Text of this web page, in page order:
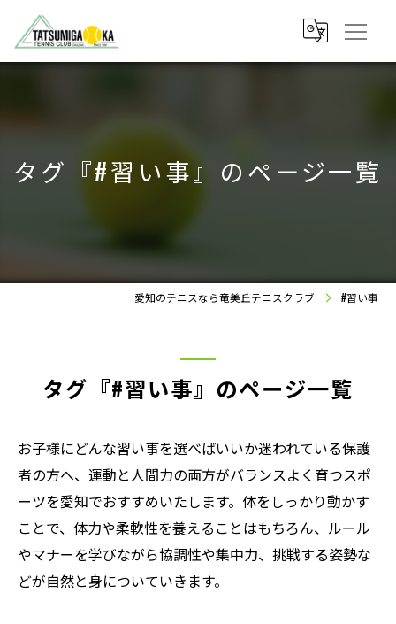
タグ『#習い事』のページ一覧
愛知のテニスなら竜美丘テニスクラブ #習い事
タグ『#習い事』のページ一覧
お子様にどんな習い事を選べばいいか迷われている保護
者の方へ、運動と人間力の両方がバランスよく育つスポ
ーツを愛知でおすすめいたします。体をしっかり動かす
ことで、体力や柔軟性を養えることはもちろん、ルール
やマナーを学びながら協調性や集中力、挑戦する姿勢な
どが自然と身についていきます。